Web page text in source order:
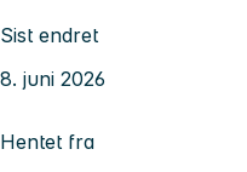
Sist endret
8. juni 2026
Hentet fra